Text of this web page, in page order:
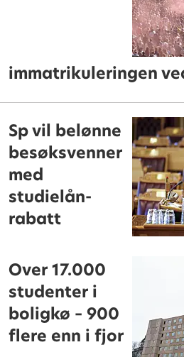
immatrikuleringen
Sp vil belønne
besøksvenner
med
studielån-
rabatt
Over 17.000
studenter i
boligkø – 900
flere enn i fjor